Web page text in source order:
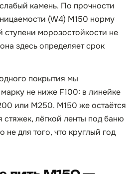
камень. По прочности
(W4) М150 норму
ступени морозостойкости не
здесь определяет срок
покрытия мы
не ниже F100: в линейке
или М250. М150 же остаётся
лёгкой ленты под баню
не для того, что круглый год